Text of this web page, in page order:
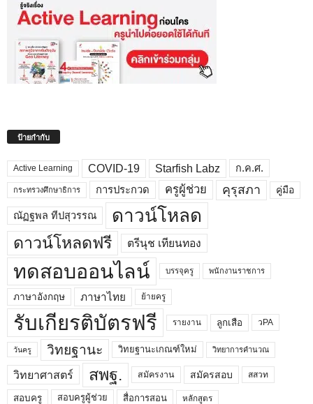
ป้ายกำกับ
Active Learning COVID-19 Starfish Labz ก.ค.ศ.
กระทรวงศึกษาธิการ การประกวด ครูผู้ช่วย คุรุสภา คู่มือ
ณัฏฐพล ทีปสุวรรณ ดาวน์โหลด
ดาวน์โหลดฟรี ตรีนุช เทียนทอง
ทดสอบออนไลน์ บรรจุครู พนักงานราชการ
ภาษาอังกฤษ ภาษาไทย ย้ายครู
รับเกียรติบัตรฟรี รายงาน ลูกเสือ วPA
วันครู วิทยฐานะ วิทยฐานะเกณฑ์ใหม่ วิทยาการคำนวณ
วิทยาศาสตร์ สพฐ. สมัครงาน สมัครสอบ สสวท
สอบครู สอบครูผู้ช่วย สื่อการสอน หลักสูตร